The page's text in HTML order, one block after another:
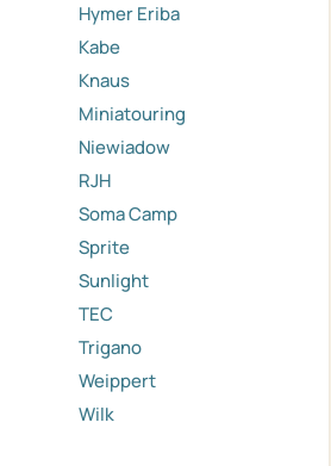
Hymer Eriba
Kabe
Knaus
Miniatouring
Niewiadow
RJH
Soma Camp
Sprite
Sunlight
TEC
Trigano
Weippert
Wilk